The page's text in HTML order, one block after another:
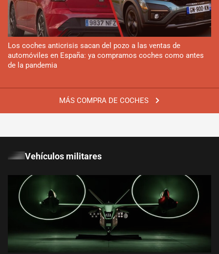
MÁS COMPRA DE COCHES
Los coches anticrisis sacan del pozo a las ventas de
automóviles en España: ya compramos coches como antes
de la pandemia
Vehículos militares